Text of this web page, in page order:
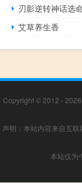
刃影逆转神话选
艾草养生香
Copyright © 2012 - 2026
声明：本站内容来自互
本站仅为